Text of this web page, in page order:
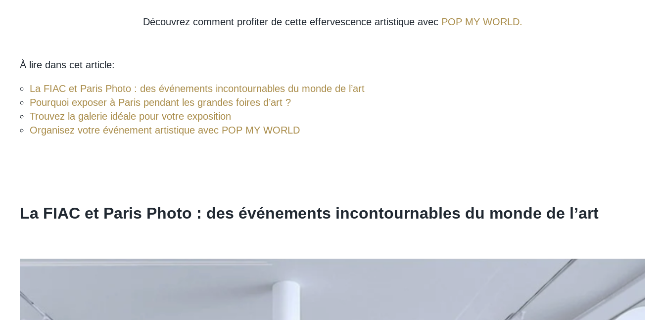
Découvrez comment profiter de cette effervescence artistique avec POP MY WORLD.
À lire dans cet article:
La FIAC et Paris Photo : des événements incontournables du monde de l’art
Pourquoi exposer à Paris pendant les grandes foires d’art ?
Trouvez la galerie idéale pour votre exposition
Organisez votre événement artistique avec POP MY WORLD
La FIAC et Paris Photo : des événements incontournables du monde de l’art